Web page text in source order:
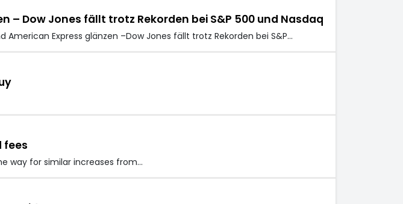
– Dow Jones fällt trotz Rekorden bei S&P 500 und Nasdaq
American Express glänzen –Dow Jones fällt trotz Rekorden bei S&P…
fees
way for similar increases from…